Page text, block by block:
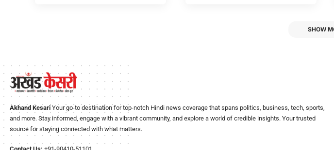
SHOW
Akhand KesariYour go-to destination for top-notch Hindi news coverage that spans politics, business, tech, sports,
and more. Stay informed, engage with a vibrant community, and explore a world of credible insights. Your trusted
source for staying connected with what matters.